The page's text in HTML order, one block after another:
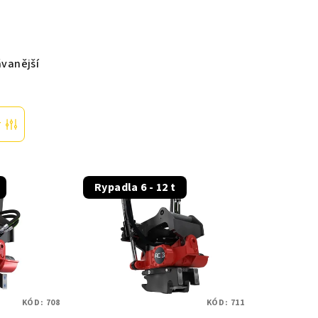
KÓD: 708
Rypadla 6 - 12 t
KÓD: 711